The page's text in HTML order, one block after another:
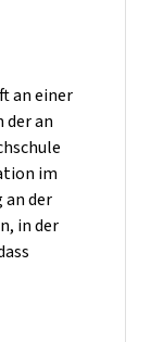
an einer
der an
im
an der
in der